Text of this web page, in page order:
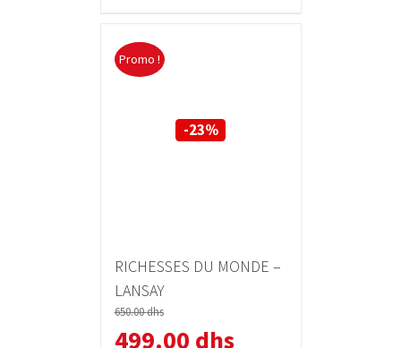
Promo !
-23%
RICHESSES DU MONDE –
LANSAY
650.00dhs
499.00 dhs